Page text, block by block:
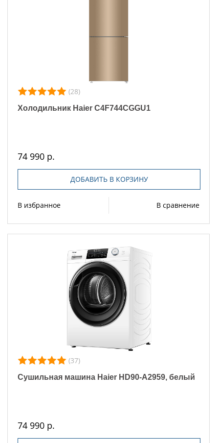
(28)
Холодильник Haier C4F744CGGU1
74 990 р.
ДОБАВИТЬ В КОРЗИНУ
В избранное В сравнение
(37)
Сушильная машина Haier HD90-A2959, белый
74 990 р.